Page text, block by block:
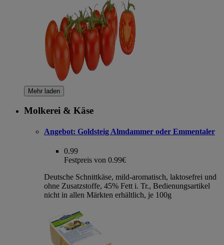
Mehr laden
Molkerei & Käse
Angebot: Goldsteig Almdammer oder Emmentaler
0.99
Festpreis von 0.99€
Deutsche Schnittkäse, mild-aromatisch, laktosefrei und
ohne Zusatzstoffe, 45% Fett i. Tr., Bedienungsartikel
nicht in allen Märkten erhältlich, je 100g